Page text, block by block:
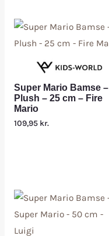
Super Mario Bamse –
Plush – 25 cm – Fire
Mario
109,95 kr.